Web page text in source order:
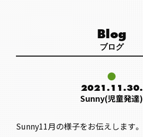
Blog
ブログ
2021.11.30.
Sunny(児童発達)
Sunny11月の様子をお伝えします。